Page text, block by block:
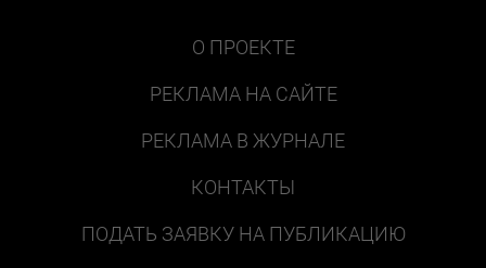
О ПРОЕКТЕ
РЕКЛАМА НА САЙТЕ
РЕКЛАМА В ЖУРНАЛЕ
КОНТАКТЫ
ПОДАТЬ ЗАЯВКУ НА ПУБЛИКАЦИЮ